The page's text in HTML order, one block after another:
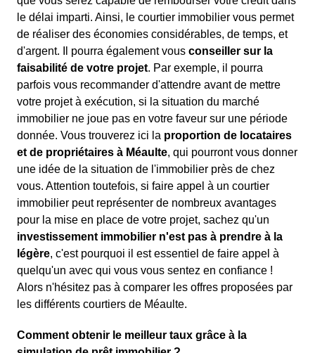
le délai imparti. Ainsi, le courtier immobilier vous permet
de réaliser des économies considérables, de temps, et
d'argent. Il pourra également vous conseiller sur la
faisabilité de votre projet. Par exemple, il pourra
parfois vous recommander d'attendre avant de mettre
votre projet à exécution, si la situation du marché
immobilier ne joue pas en votre faveur sur une période
donnée. Vous trouverez ici la proportion de locataires
et de propriétaires à Méaulte, qui pourront vous donner
une idée de la situation de l'immobilier près de chez
vous. Attention toutefois, si faire appel à un courtier
immobilier peut représenter de nombreux avantages
pour la mise en place de votre projet, sachez qu'un
investissement immobilier n'est pas à prendre à la
légère, c'est pourquoi il est essentiel de faire appel à
quelqu'un avec qui vous vous sentez en confiance !
Alors n'hésitez pas à comparer les offres proposées par
les différents courtiers de Méaulte.
Comment obtenir le meilleur taux grâce à la